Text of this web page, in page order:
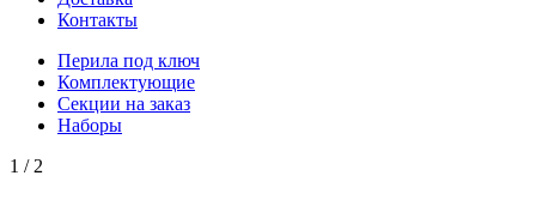
Контакты
Перила под ключ
Комплектующие
Секции на заказ
Наборы
1 / 2